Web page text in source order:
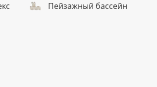
Пейзажный бассейн